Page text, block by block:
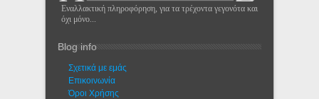
Εναλλακτική πληροφόρηση, για τα τρέχοντα γεγονότα και
όχι μόνο...
Blog info
Σχετικά με εμάς
Eπικοινωνία
Όροι Χρήσης